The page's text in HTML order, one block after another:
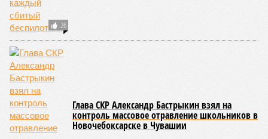
перекинуто специальное матерчатое полотенце;
удерживаясь за этот элемент экипировки, борцы вступают
в противоборство, основная задача которого заключается в
том, чтобы опрокинуть противника.
Современная версия чувашской национальной борьбы
была создана в 1990-х годах. С того периода дисциплина
переживает этап активного возрождения, сохраняя при
этом неразрывную связь с многовековыми народными
традициями.